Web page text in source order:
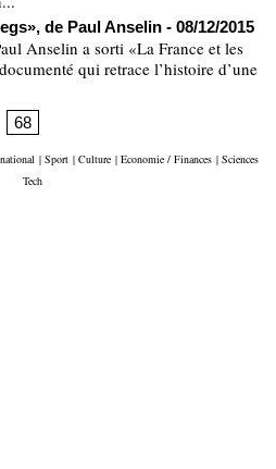
de Paul Anselin - 08/12/2015
Anselin a sorti «La France et les
qui retrace l’histoire d’une
68
| Sport | Culture | Economie / Finances | Sciences
Tech